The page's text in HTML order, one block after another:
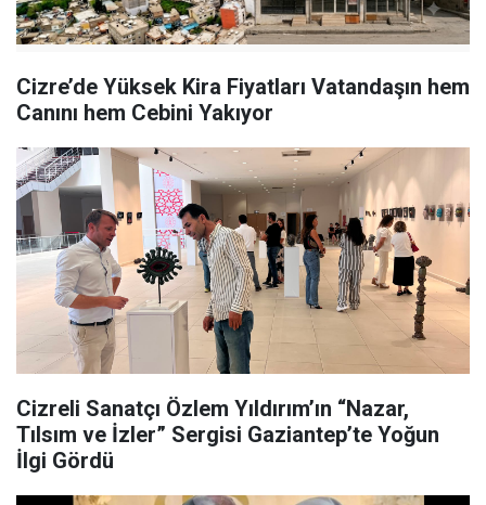
Cizre’de Yüksek Kira Fiyatları Vatandaşın hem
Canını hem Cebini Yakıyor
Cizreli Sanatçı Özlem Yıldırım’ın “Nazar,
Tılsım ve İzler” Sergisi Gaziantep’te Yoğun
İlgi Gördü